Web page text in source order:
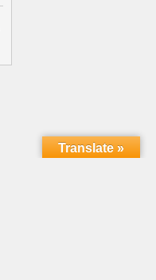
Translate »